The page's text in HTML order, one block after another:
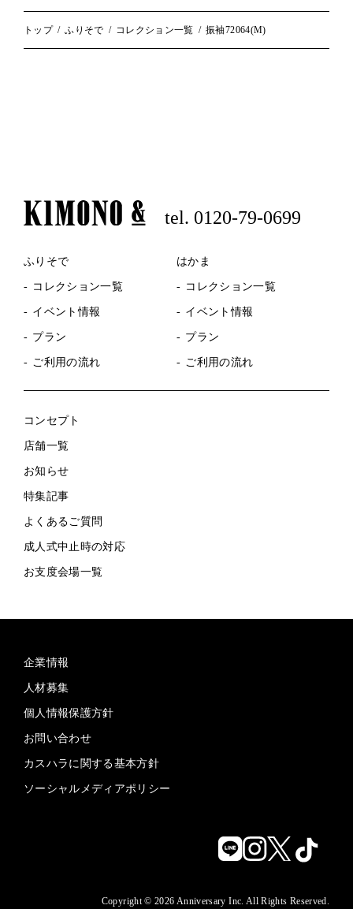
トップ ふりそで コレクション一覧 振袖72064(M)
tel. 0120-79-0699
ふりそで
コレクション一覧
イベント情報
プラン
ご利用の流れ
はかま
コレクション一覧
イベント情報
プラン
ご利用の流れ
コンセプト
店舗一覧
お知らせ
特集記事
よくあるご質問
成人式中止時の対応
お支度会場一覧
企業情報
人材募集
個人情報保護方針
お問い合わせ
カスハラに関する基本方針
ソーシャルメディアポリシー
Copyright © 2026 Anniversary Inc. All Rights Reserved.